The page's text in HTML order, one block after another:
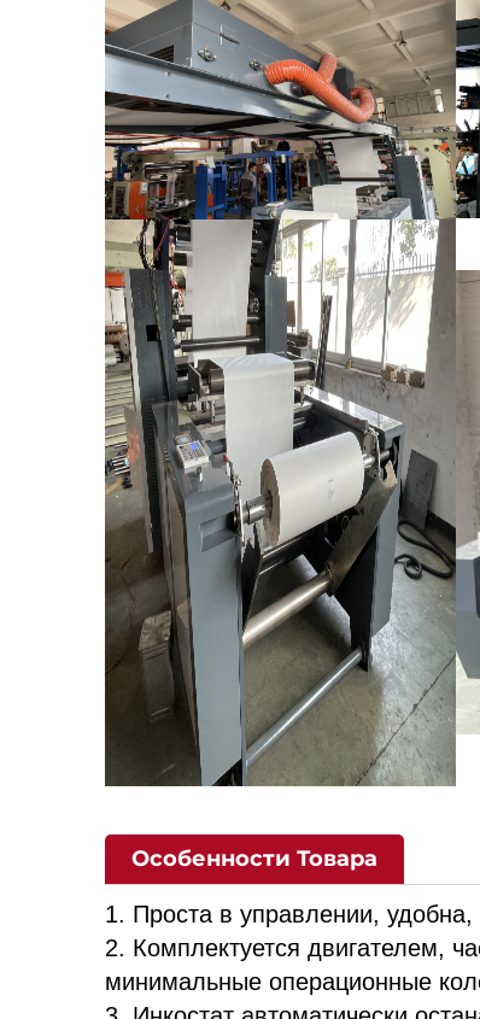
Особенности Товара
1. Проста в управлении,
2. Комплектуется двигателем,
минимальные операционные